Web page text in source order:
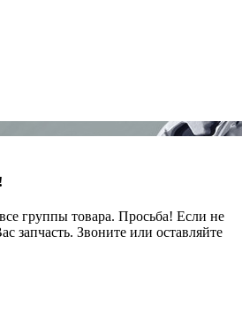
группы товара. Просьба! Если не
запчасть. Звоните или оставляйте